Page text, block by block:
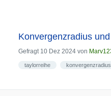
Konvergenzradius
Gefragt 10 Dez 2024 von
taylorreihe konvergenzradius